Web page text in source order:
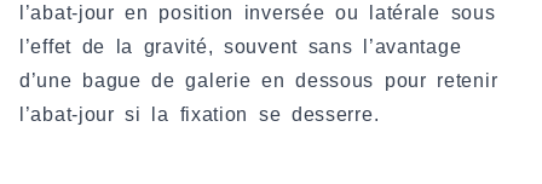
l’abat-jour en position inversée ou latérale sous
l’effet de la gravité, souvent sans l’avantage
d’une bague de galerie en dessous pour retenir
l’abat-jour si la fixation se desserre.